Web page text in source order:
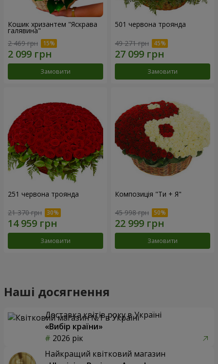
Кошик хризантем "Яскрава
галявина"
2 469 грн
Замовити
501 червона троянда
49 271 грн
Замовити
251 червона троянда
21 370 грн
Замовити
Композиція "Ти + Я"
45 998 грн
Замовити
Наші досягнення
Доставка квітів року в Україні
«Вибір країни»
2026 рік
Найкращий квітковий магазин